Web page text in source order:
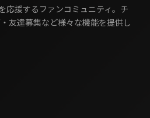
応援するファンコミュニティ。チ
友達募集など様々な機能を提供し